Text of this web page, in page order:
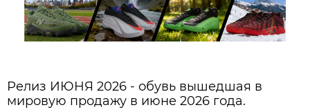
Релиз ИЮНЯ 2026 - обувь вышедшая в
мировую продажу в июне 2026 года.